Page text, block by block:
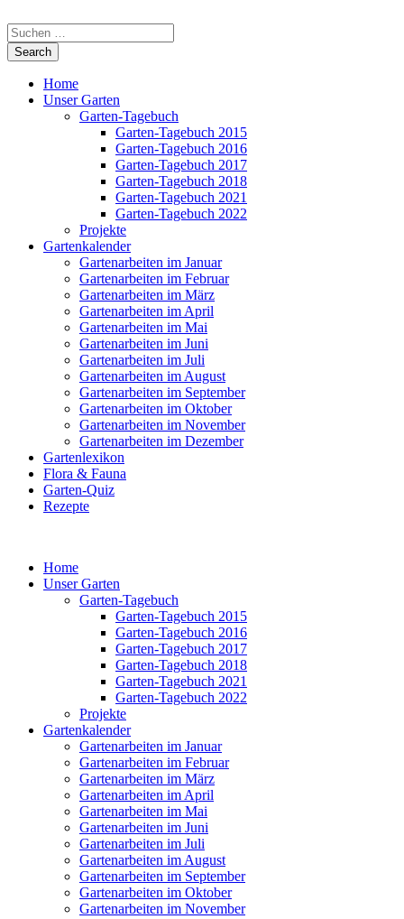
Home
Unser Garten
Garten-Tagebuch
Garten-Tagebuch 2015
Garten-Tagebuch 2016
Garten-Tagebuch 2017
Garten-Tagebuch 2018
Garten-Tagebuch 2021
Garten-Tagebuch 2022
Projekte
Gartenkalender
Gartenarbeiten im Januar
Gartenarbeiten im Februar
Gartenarbeiten im März
Gartenarbeiten im April
Gartenarbeiten im Mai
Gartenarbeiten im Juni
Gartenarbeiten im Juli
Gartenarbeiten im August
Gartenarbeiten im September
Gartenarbeiten im Oktober
Gartenarbeiten im November
Gartenarbeiten im Dezember
Gartenlexikon
Flora & Fauna
Garten-Quiz
Rezepte
Home
Unser Garten
Garten-Tagebuch
Garten-Tagebuch 2015
Garten-Tagebuch 2016
Garten-Tagebuch 2017
Garten-Tagebuch 2018
Garten-Tagebuch 2021
Garten-Tagebuch 2022
Projekte
Gartenkalender
Gartenarbeiten im Januar
Gartenarbeiten im Februar
Gartenarbeiten im März
Gartenarbeiten im April
Gartenarbeiten im Mai
Gartenarbeiten im Juni
Gartenarbeiten im Juli
Gartenarbeiten im August
Gartenarbeiten im September
Gartenarbeiten im Oktober
Gartenarbeiten im November